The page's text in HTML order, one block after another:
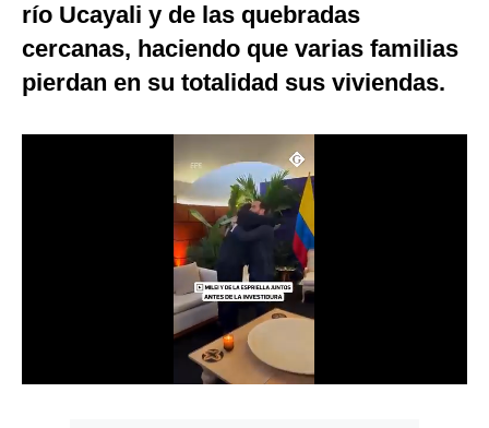
Club del Suscriptor
Mix
río Ucayali y de las quebradas
cercanas, haciendo que varias familias
pierdan en su totalidad sus viviendas.